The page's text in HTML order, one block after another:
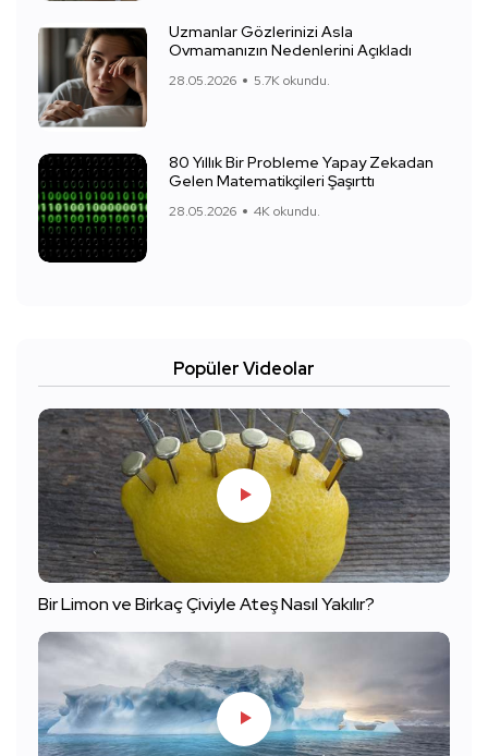
Uzmanlar Gözlerinizi Asla
Ovmamanızın Nedenlerini Açıkladı
28.05.2026 5.7K okundu.
80 Yıllık Bir Probleme Yapay Zekadan
Gelen Matematikçileri Şaşırttı
28.05.2026 4K okundu.
Popüler Videolar
Bir Limon ve Birkaç Çiviyle Ateş Nasıl Yakılır?